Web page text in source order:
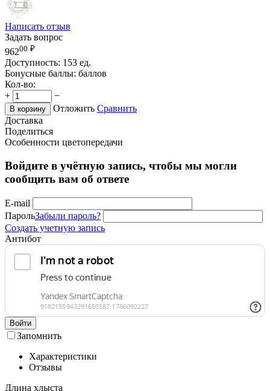
Написать отзыв
Задать вопрос
96200 ₽
Доступность: 153 ед.
Бонусные баллы: баллов
Кол-во:
+
−
В корзину Отложить Сравнить
Доставка
Поделиться
Особенности цветопередачи
Войдите в учётную запись, чтобы мы могли
сообщить вам об ответе
E-mail
ПарольЗабыли пароль?
Создать учетную запись
Антибот
Войти
Запомнить
Характеристики
Отзывы
Длина хлыста